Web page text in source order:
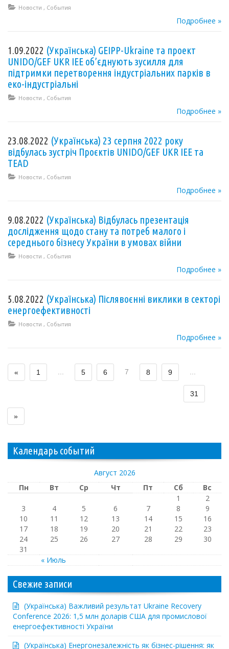
Новости , События
Подробнее »
1.09.2022 (Українська) GEIPP-Ukraine та проект
UNIDO/GEF UKR IEE об’єднують зусилля для
підтримки перетворення індустріальних парків в
еко-індустріальні
Новости , События
Подробнее »
23.08.2022 (Українська) 23 серпня 2022 року
відбулась зустріч Проєктів UNIDO/GEF UKR IEE та
TEAD
Новости , События
Подробнее »
9.08.2022 (Українська) Відбулась презентація
дослідження щодо стану та потреб малого і
середнього бізнесу України в умовах війни
Новости , События
Подробнее »
5.08.2022 (Українська) Післявоєнні виклики в секторі
енергоефективності
Новости , События
Подробнее »
« 1 5 6 7 8 9
31
»
Календарь событий
Август 2026
Пн
Вт Ср Чт Пт Сб Вс
« Июль
1
2
3
4 5 6 7 8
9
10
11 12 13 14 15
16
17
18 19 20 21 22
23
24
25 26 27 28 29
30
31
Свежие записи
(Українська) Важливий результат Ukraine Recovery
Conference 2026: 1,5 млн доларів США для промислової
енергоефективності України
(Українська) Енергонезалежність як бізнес-рішення: як